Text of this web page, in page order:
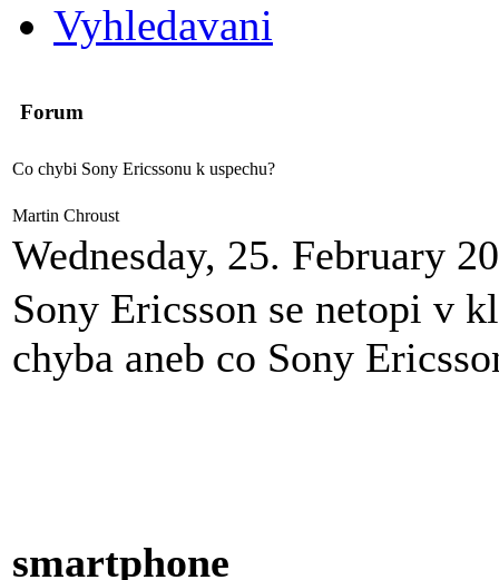
Vyhledavani
Forum
Co chybi Sony Ericssonu k uspechu?
Martin Chroust
Wednesday, 25. February
Sony Ericsson se netopi v
chyba aneb co Sony
smartphone